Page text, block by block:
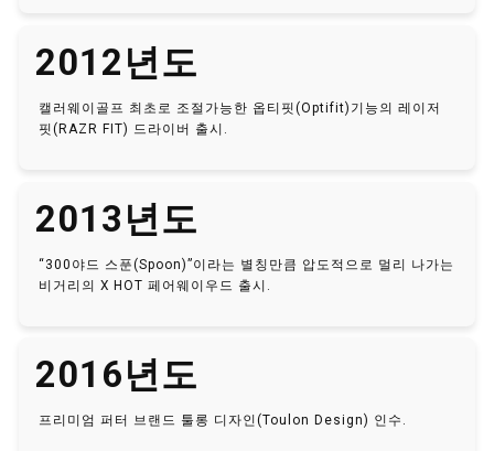
2012년도
캘러웨이골프 최초로 조절가능한 옵티핏(Optifit)기능의 레이저
핏(RAZR FIT) 드라이버 출시.
2013년도
“300야드 스푼(Spoon)”이라는 별칭만큼 압도적으로 멀리 나가는
비거리의 X HOT 페어웨이우드 출시.
2016년도
프리미엄 퍼터 브랜드 툴롱 디자인(Toulon Design) 인수.